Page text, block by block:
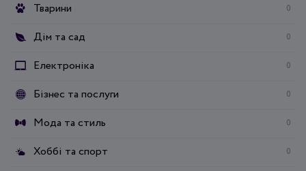
Тварини 0
Дім та сад 0
Електроніка 0
Бізнес та послуги 0
Мода та стиль 0
Хоббі та спорт 0